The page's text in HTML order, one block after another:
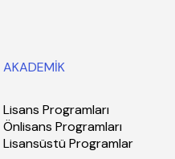
AKADEMİK
Lisans Programları
Önlisans Programları
Lisansüstü Programlar